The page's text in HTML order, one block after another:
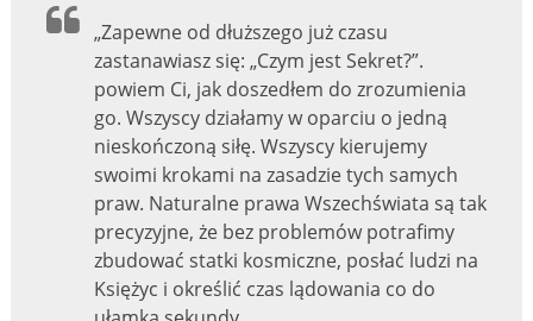
„Zapewne od dłuższego już czasu
zastanawiasz się: „Czym jest Sekret?”.
powiem Ci, jak doszedłem do zrozumienia
go. Wszyscy działamy w oparciu o jedną
nieskończoną siłę. Wszyscy kierujemy
swoimi krokami na zasadzie tych samych
praw. Naturalne prawa Wszechświata są tak
precyzyjne, że bez problemów potrafimy
zbudować statki kosmiczne, posłać ludzi na
Księżyc i określić czas lądowania co do